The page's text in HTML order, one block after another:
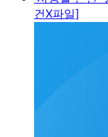
건X파일]